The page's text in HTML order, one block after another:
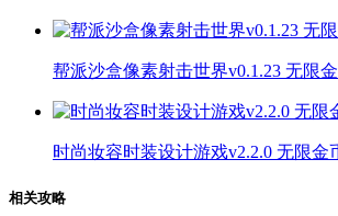
帮派沙盒像素射击世界v0.1.23 无限
时尚妆容时装设计游戏v2.2.0 无限金
相关攻略